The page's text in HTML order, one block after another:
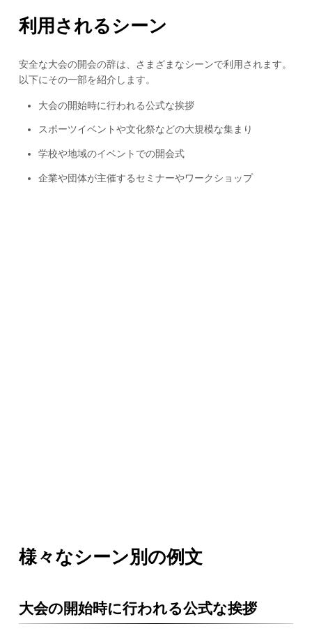
利用されるシーン
安全な大会の開会の辞は、さまざまなシーンで利用されます。
以下にその一部を紹介します。
大会の開始時に行われる公式な挨拶
スポーツイベントや文化祭などの大規模な集まり
学校や地域のイベントでの開会式
企業や団体が主催するセミナーやワークショップ
様々なシーン別の例文
大会の開始時に行われる公式な挨拶